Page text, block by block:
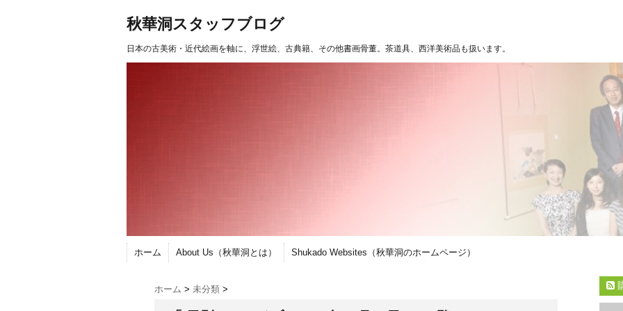
秋華洞スタッフブログ
日本の古美術・近代絵画を軸に、浮世絵、古典籍、その他書画骨董。茶道具、西洋美術品も扱います。
ホーム About Us（秋華洞とは） Shukado Websites（秋華洞のホームページ）
ホーム > 未分類 >